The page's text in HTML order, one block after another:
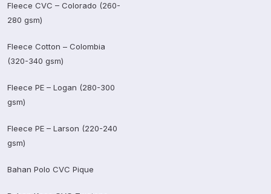
Fleece CVC – Colorado (260-
280 gsm)
Fleece Cotton – Colombia
(320-340 gsm)
Fleece PE – Logan (280-300
gsm)
Fleece PE – Larson (220-240
gsm)
Bahan Polo CVC Pique